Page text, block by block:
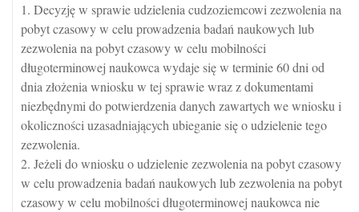
1. Decyzję w sprawie udzielenia cudzoziemcowi zezwolenia na
pobyt czasowy w celu prowadzenia badań naukowych lub
zezwolenia na pobyt czasowy w celu mobilności
długoterminowej naukowca wydaje się w terminie 60 dni od
dnia złożenia wniosku w tej sprawie wraz z dokumentami
niezbędnymi do potwierdzenia danych zawartych we wniosku i
okoliczności uzasadniających ubieganie się o udzielenie tego
zezwolenia.
2. Jeżeli do wniosku o udzielenie zezwolenia na pobyt czasowy
w celu prowadzenia badań naukowych lub zezwolenia na pobyt
czasowy w celu mobilności długoterminowej naukowca nie